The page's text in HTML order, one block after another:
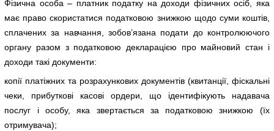
Фізична особа – платник податку на доходи фізичних осіб, яка
має право скористатися податковою знижкою щодо суми коштів,
сплачених за навчання, зобов’язана подати до контролюючого
органу разом з податковою декларацією про майновий стан і
доходи такі документи:
копії платіжних та розрахункових документів (квитанції, фіскальні
чеки, прибуткові касові ордери, що ідентифікують надавача
послуг і особу, яка звертається за податковою знижкою (їх
отримувача);